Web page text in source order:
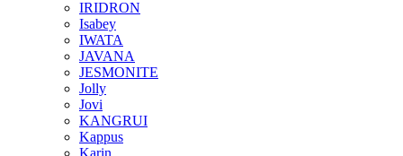
IRIDRON
Isabey
IWATA
JAVANA
JESMONITE
Jolly
Jovi
KANGRUI
Kappus
Karin